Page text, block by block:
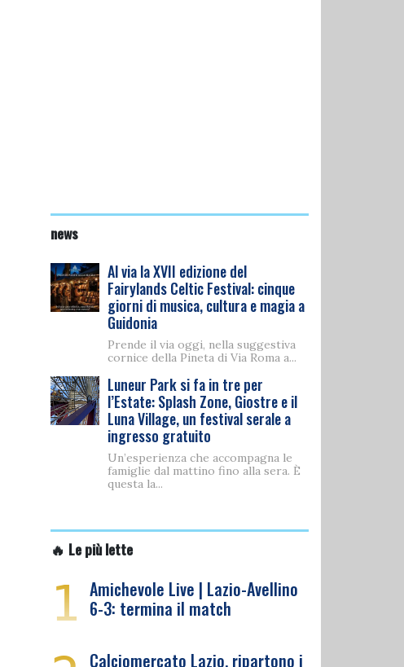
news
Al via la XVII edizione del
Fairylands Celtic Festival: cinque
giorni di musica, cultura e magia a
Guidonia
Prende il via oggi, nella suggestiva
cornice della Pineta di Via Roma a...
Luneur Park si fa in tre per
l’Estate: Splash Zone, Giostre e il
Luna Village, un festival serale a
ingresso gratuito
Un’esperienza che accompagna le
famiglie dal mattino fino alla sera. È
questa la...
🔥 Le più lette
1 Amichevole Live | Lazio-Avellino
6-3: termina il match
Calciomercato Lazio, ripartono i